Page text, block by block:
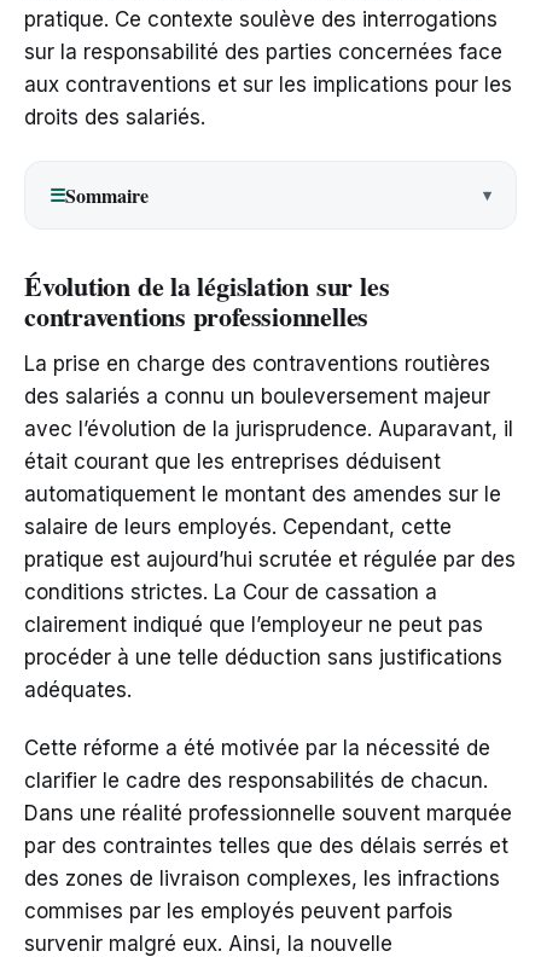
pratique. Ce contexte soulève des interrogations
sur la responsabilité des parties concernées face
aux contraventions et sur les implications pour les
droits des salariés.
☰Sommaire
Évolution de la législation sur les
contraventions professionnelles
La prise en charge des contraventions routières
des salariés a connu un bouleversement majeur
avec l’évolution de la jurisprudence. Auparavant, il
était courant que les entreprises déduisent
automatiquement le montant des amendes sur le
salaire de leurs employés. Cependant, cette
pratique est aujourd’hui scrutée et régulée par des
conditions strictes. La Cour de cassation a
clairement indiqué que l’employeur ne peut pas
procéder à une telle déduction sans justifications
adéquates.
Cette réforme a été motivée par la nécessité de
clarifier le cadre des responsabilités de chacun.
Dans une réalité professionnelle souvent marquée
par des contraintes telles que des délais serrés et
des zones de livraison complexes, les infractions
commises par les employés peuvent parfois
survenir malgré eux. Ainsi, la nouvelle